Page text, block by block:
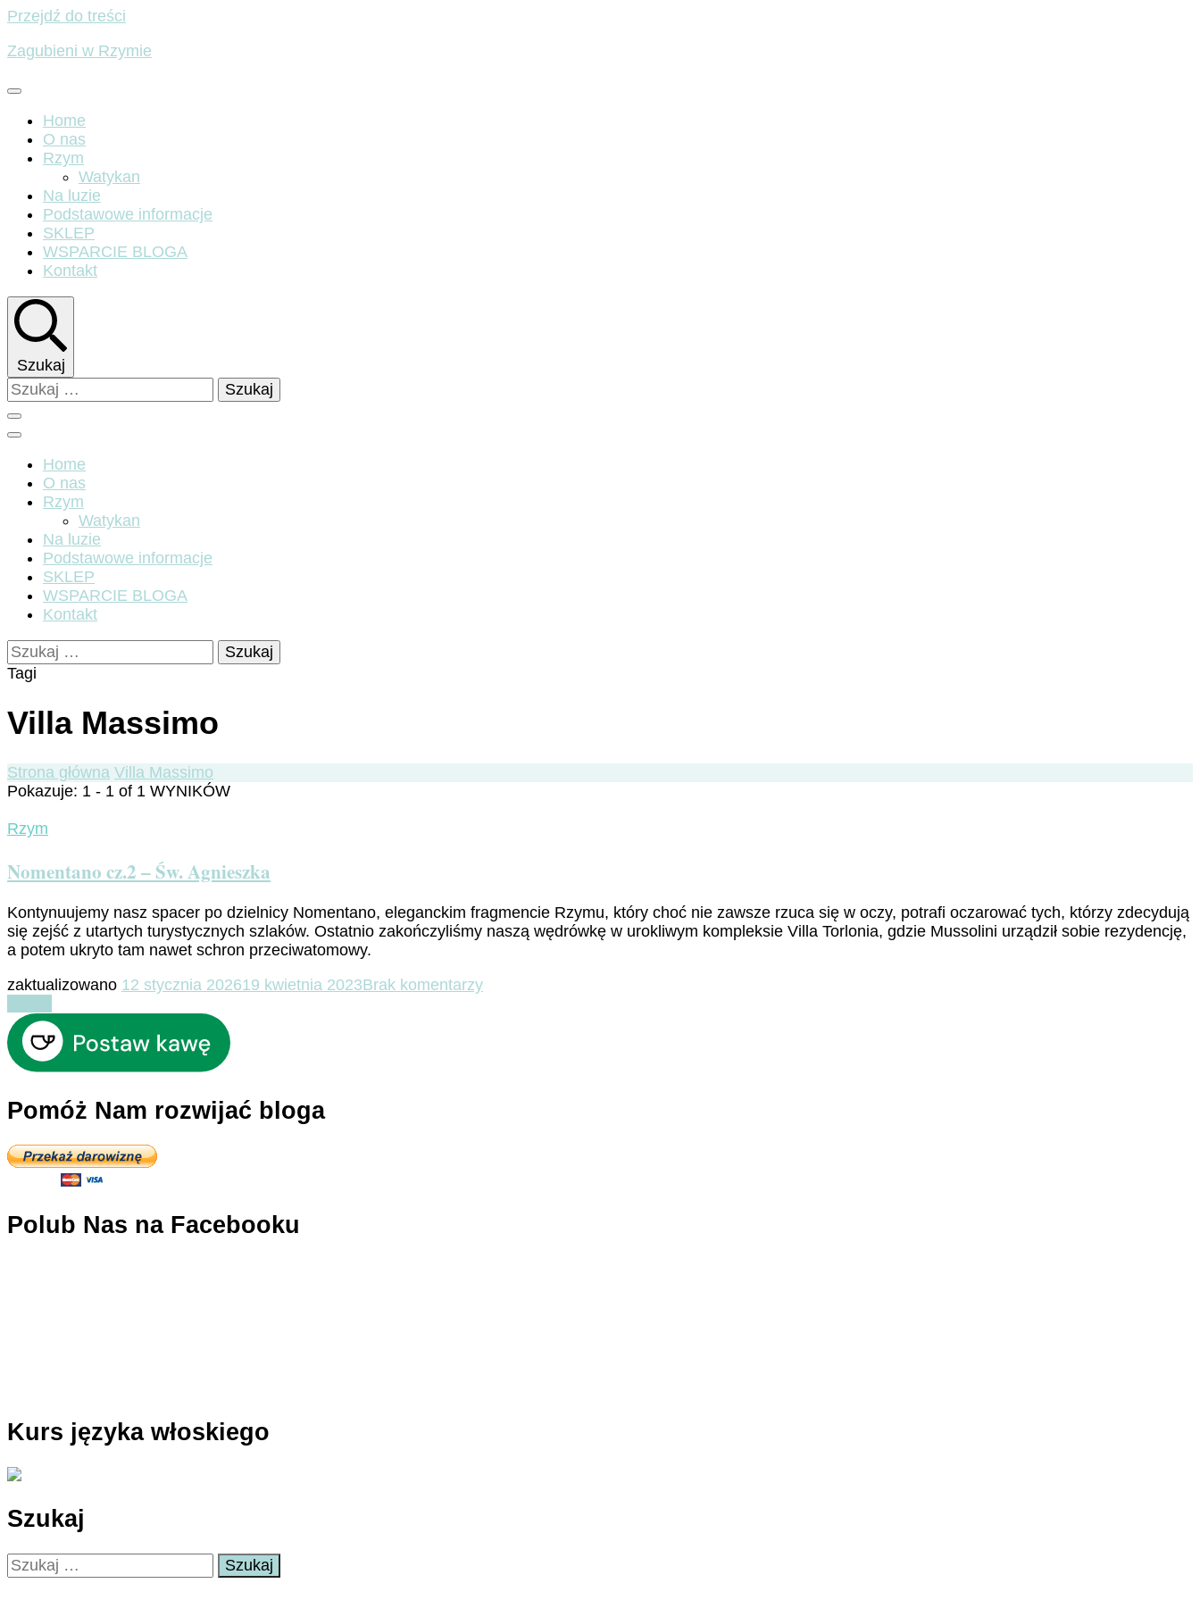
Przejdź do treści
Zagubieni w Rzymie
Home
O nas
Rzym
Watykan
Na luzie
Podstawowe informacje
SKLEP
WSPARCIE BLOGA
Kontakt
Szukaj
Szukaj:
Home
O nas
Rzym
Watykan
Na luzie
Podstawowe informacje
SKLEP
WSPARCIE BLOGA
Kontakt
Szukaj:
Tagi
Villa Massimo
Strona główna Villa Massimo
Pokazuje: 1 - 1 of 1 WYNIKÓW
Rzym
Nomentano cz.2 – Św. Agnieszka
Kontynuujemy nasz spacer po dzielnicy Nomentano, eleganckim fragmencie Rzymu, który choć nie zawsze rzuca się w oczy, potrafi oczarować tych, którzy zdecydują
się zejść z utartych turystycznych szlaków. Ostatnio zakończyliśmy naszą wędrówkę w urokliwym kompleksie Villa Torlonia, gdzie Mussolini urządził sobie rezydencję,
a potem ukryto tam nawet schron przeciwatomowy.
zaktualizowano 12 stycznia 202619 kwietnia 2023Brak komentarzydo
Pomóż Nam rozwijać bloga
Polub Nas na Facebooku
Kurs języka włoskiego
Szukaj
Szukaj: